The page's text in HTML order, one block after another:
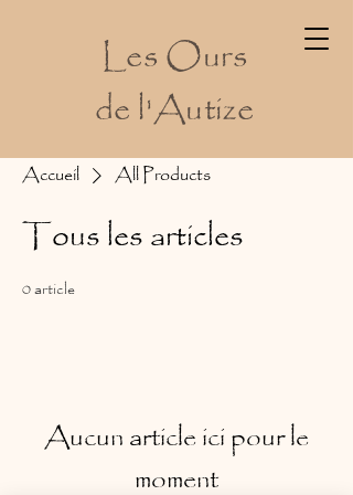
Les Ours
de l'Autize
Accueil All Products
Tous les articles
0 article
Aucun article ici pour le
moment